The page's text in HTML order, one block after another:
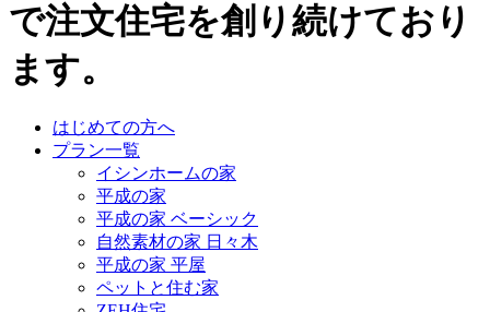
で注文住宅を創り続けており
ます。
はじめての方へ
プラン一覧
イシンホームの家
平成の家
平成の家 ベーシック
自然素材の家 日々木
平成の家 平屋
ペットと住む家